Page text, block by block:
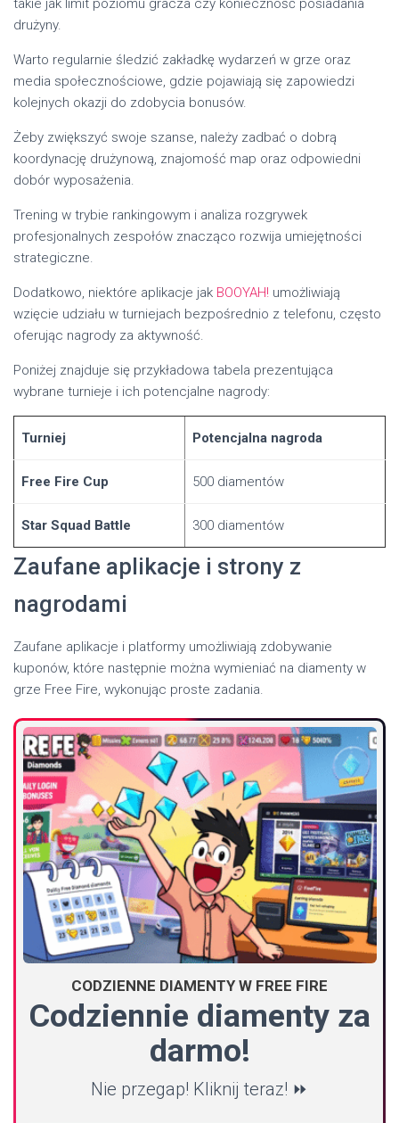
takie jak limit poziomu gracza czy konieczność posiadania
drużyny.
Warto regularnie śledzić zakładkę wydarzeń w grze oraz
media społecznościowe, gdzie pojawiają się zapowiedzi
kolejnych okazji do zdobycia bonusów.
Żeby zwiększyć swoje szanse, należy zadbać o dobrą
koordynację drużynową, znajomość map oraz odpowiedni
dobór wyposażenia.
Trening w trybie rankingowym i analiza rozgrywek
profesjonalnych zespołów znacząco rozwija umiejętności
strategiczne.
Dodatkowo, niektóre aplikacje jak BOOYAH! umożliwiają
wzięcie udziału w turniejach bezpośrednio z telefonu, często
oferując nagrody za aktywność.
Poniżej znajduje się przykładowa tabela prezentująca
wybrane turnieje i ich potencjalne nagrody:
Turniej Potencjalna nagroda
Free Fire Cup 500 diamentów
Star Squad Battle 300 diamentów
Zaufane aplikacje i strony z
nagrodami
Zaufane aplikacje i platformy umożliwiają zdobywanie
kuponów, które następnie można wymieniać na diamenty w
grze Free Fire, wykonując proste zadania.
CODZIENNE DIAMENTY W FREE FIRE
Codziennie diamenty za
darmo!
Nie przegap! Kliknij teraz! ⏩